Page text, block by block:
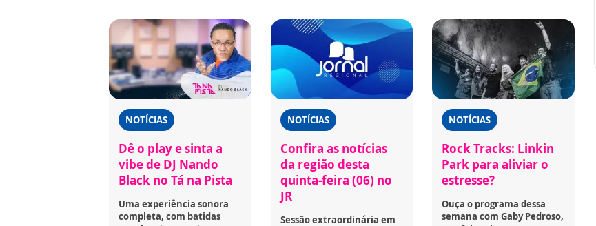
NOTÍCIAS
Dê o play e sinta a
vibe de DJ Nando
Black no Tá na Pista
Uma experiência sonora
completa, com batidas
NOTÍCIAS
Confira as notícias
da região desta
quinta-feira (06) no
JR
Sessão extraordinária em
NOTÍCIAS
Rock Tracks: Linkin
Park para aliviar o
estresse?
Ouça o programa dessa
semana com Gaby Pedroso,